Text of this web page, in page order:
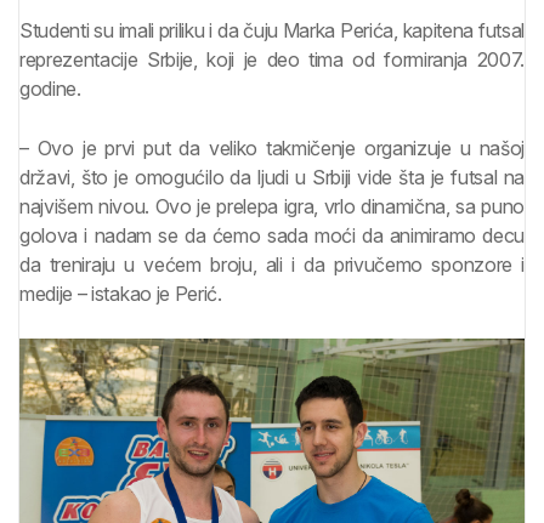
Studenti su imali priliku i da čuju Marka Perića, kapitena futsal
reprezentacije Srbije, koji je deo tima od formiranja 2007.
godine.
– Ovo je prvi put da veliko takmičenje organizuje u našoj
državi, što je omogućilo da ljudi u Srbiji vide šta je futsal na
najvišem nivou. Ovo je prelepa igra, vrlo dinamična, sa puno
golova i nadam se da ćemo sada moći da animiramo decu
da treniraju u većem broju, ali i da privučemo sponzore i
medije – istakao je Perić.